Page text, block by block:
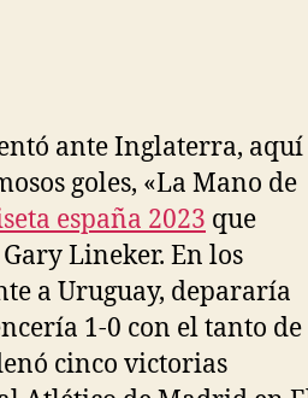
ante Inglaterra, aquí
goles, «La Mano de
españa 2023 que
Lineker. En los
a Uruguay, depararía
1-0 con el tanto de
cinco victorias